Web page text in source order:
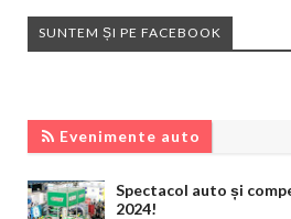
SUNTEM ȘI PE FACEBOOK
Evenimente auto
Spectacol auto și
2024!